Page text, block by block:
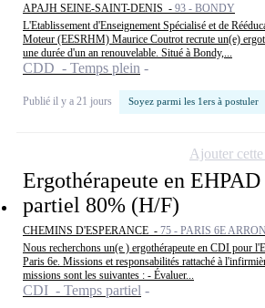
APAJH SEINE-SAINT-DENIS - 93 - BONDY
L'Etablissement d'Enseignement Spécialisé et de
Moteur (EESRHM) Maurice Coutrot recrute un(e)
une durée d'un an renouvelable. Situé à Bondy,...
CDD - Temps plein
Publié il y a 21 jours Soyez parmi les 1ers à postuler
Ergothérapeute en EHPAD
partiel 80% (H/F)
CHEMINS D'ESPERANCE - 75 - PARIS 6E
Nous recherchons un(e ) ergothérapeute en CDI pour
Paris 6e. Missions et responsabilités rattaché à
missions sont les suivantes : - Évaluer...
CDI - Temps partiel
Ajouter